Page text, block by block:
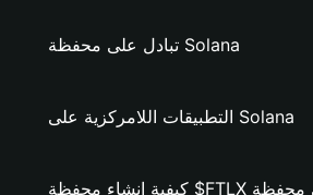
تبادل على محفظة Solana
التطبيقات اللامركزية على Solana